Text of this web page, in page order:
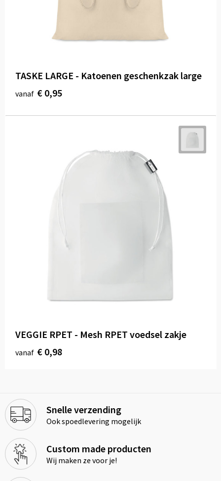
TASKE LARGE - Katoenen geschenkzak large
vanaf € 0,95
VEGGIE RPET - Mesh RPET voedsel zakje
vanaf € 0,98
Snelle verzending
Ook spoedlevering mogelijk
Custom made producten
Wij maken ze voor je!